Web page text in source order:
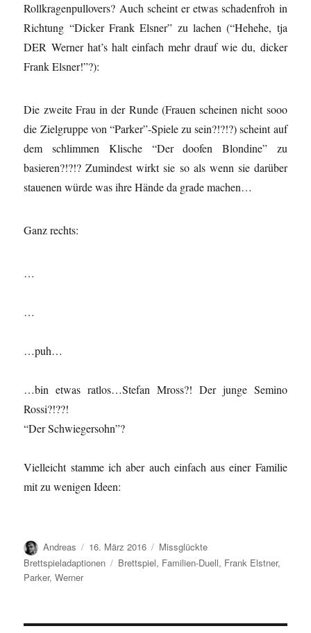
Rollkragenpullovers? Auch scheint er etwas schadenfroh in
Richtung “Dicker Frank Elsner” zu lachen (“Hehehe, tja
DER Werner hat’s halt einfach mehr drauf wie du, dicker
Frank Elsner!”?):
Die zweite Frau in der Runde (Frauen scheinen nicht sooo
die Zielgruppe von “Parker”-Spiele zu sein?!?!?) scheint auf
dem schlimmen Klische “Der doofen Blondine” zu
basieren?!?!? Zumindest wirkt sie so als wenn sie darüber
stauenen würde was ihre Hände da grade machen…
Ganz rechts:
…
…
…puh…
…bin etwas ratlos…Stefan Mross?! Der junge Semino
Rossi?!??!
“Der Schwiegersohn”?
Vielleicht stamme ich aber auch einfach aus einer Familie
mit zu wenigen Ideen:
Autor
Andreas
Veröffentlicht
am
16. März 2016 Kategorien
Missglückte
Brettspieladaptionen
Schlagwörter
Brettspiel, Familien-Duell, Frank Elstner,
Parker,Werner